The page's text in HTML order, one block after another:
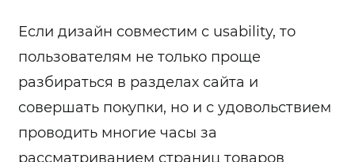
Если дизайн совместим с usability, то
пользователям не только проще
разбираться в разделах сайта и
совершать покупки, но и с удовольствием
проводить многие часы за
рассматриванием страниц товаров